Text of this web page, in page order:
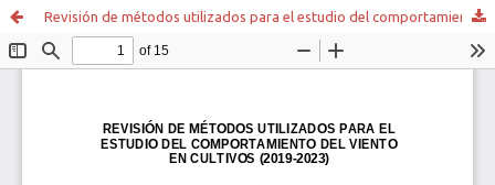
Revisión de métodos utilizados para el estudio del comportamiento del viento en cultivos (2019-2023)